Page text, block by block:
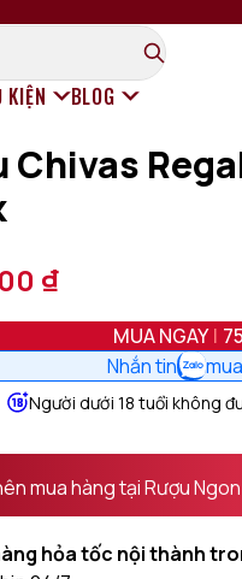
KIỆN BLOG
Chivas
₫
MUA NGAY
Nhắn tin
Người dưới 18 tuổi không
mua hàng tại Rượu
hỏa tốc nội thành